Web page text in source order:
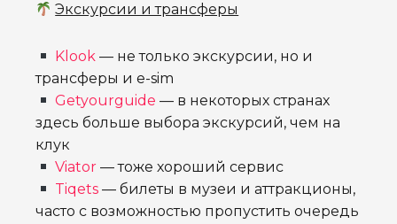
Экскурсии и трансферы
Klook — не только экскурсии, но и
трансферы и e-sim
Getyourguide — в некоторых странах
здесь больше выбора экскурсий, чем на
клук
Viator — тоже хороший сервис
Tiqets — билеты в музеи и аттракционы,
часто с возможностью пропустить очередь